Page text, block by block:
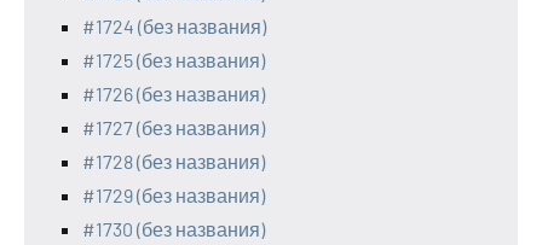
#1724 (без названия)
#1725 (без названия)
#1726 (без названия)
#1727 (без названия)
#1728 (без названия)
#1729 (без названия)
#1730 (без названия)